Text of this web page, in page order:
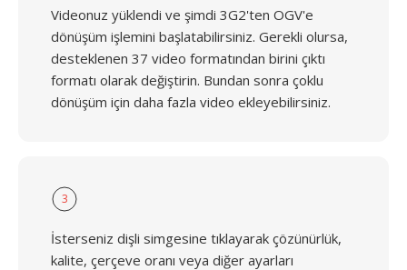
Videonuz yüklendi ve şimdi 3G2'ten OGV'e
dönüşüm işlemini başlatabilirsiniz. Gerekli olursa,
desteklenen 37 video formatından birini çıktı
formatı olarak değiştirin. Bundan sonra çoklu
dönüşüm için daha fazla video ekleyebilirsiniz.
3
İsterseniz dişli simgesine tıklayarak çözünürlük,
kalite, çerçeve oranı veya diğer ayarları